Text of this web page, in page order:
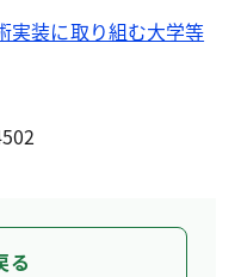
実装に取り組む大学等
る